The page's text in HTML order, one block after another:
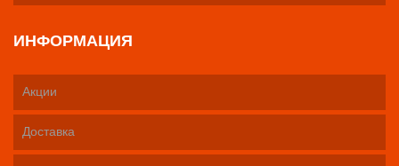
ИНФОРМАЦИЯ
Акции
Доставка